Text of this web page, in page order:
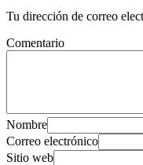
Tu dirección de correo
Comentario
Nombre
Correo electrónico
Sitio web